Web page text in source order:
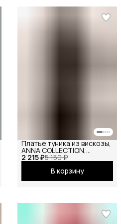
2 215 ₽5 150 ₽
Платье туника из вискозы,
ANNA COLLECTION,
вечернее праздничное
повседневное офисное
В корзину